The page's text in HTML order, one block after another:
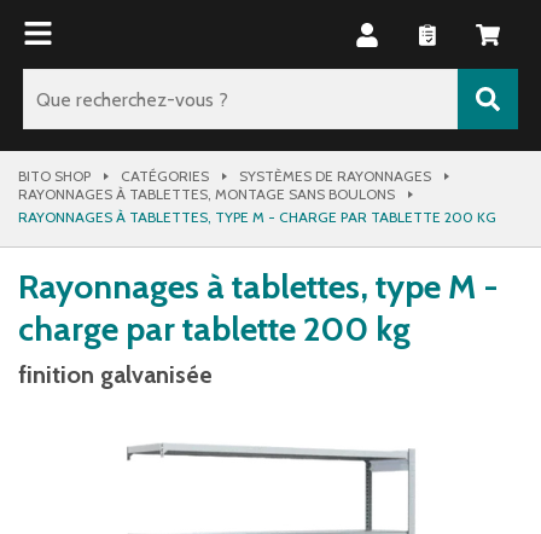
BITO SHOP CATÉGORIES
SYSTÈMES DE RAYONNAGES
RAYONNAGES À TABLETTES, MONTAGE SANS BOULONS
RAYONNAGES À TABLETTES, TYPE M - CHARGE PAR TABLETTE 200 KG
Rayonnages à tablettes, type M -
charge par tablette 200 kg
finition galvanisée